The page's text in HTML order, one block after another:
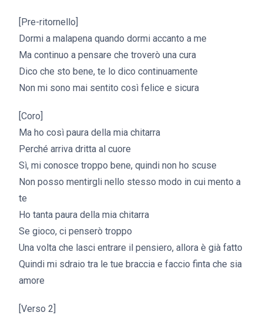
[Pre-ritornello]
Dormi a malapena quando dormi accanto a me
Ma continuo a pensare che troverò una cura
Dico che sto bene, te lo dico continuamente
Non mi sono mai sentito così felice e sicura
[Coro]
Ma ho così paura della mia chitarra
Perché arriva dritta al cuore
Sì, mi conosce troppo bene, quindi non ho scuse
Non posso mentirgli nello stesso modo in cui mento a
te
Ho tanta paura della mia chitarra
Se gioco, ci penserò troppo
Una volta che lasci entrare il pensiero, allora è già fatto
Quindi mi sdraio tra le tue braccia e faccio finta che sia
amore
[Verso 2]